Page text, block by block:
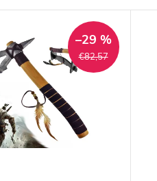
€82,57
–29 %